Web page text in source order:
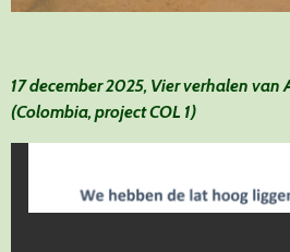
17 december 2025, Vier verhalen van
(Colombia, project COL 1)